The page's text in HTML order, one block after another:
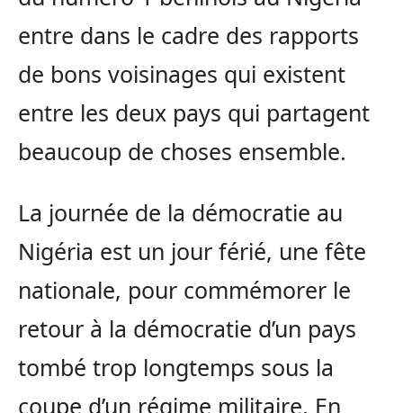
entre dans le cadre des rapports
de bons voisinages qui existent
entre les deux pays qui partagent
beaucoup de choses ensemble.
La journée de la démocratie au
Nigéria est un jour férié, une fête
nationale, pour commémorer le
retour à la démocratie d’un pays
tombé trop longtemps sous la
coupe d’un régime militaire. En